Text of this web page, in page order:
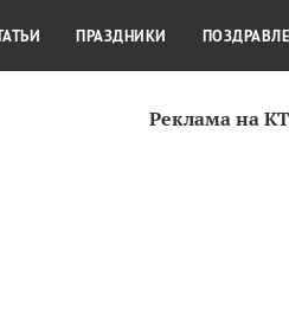
Реклама на
КУЛЬТУРА
ПРАЗДНИКИ